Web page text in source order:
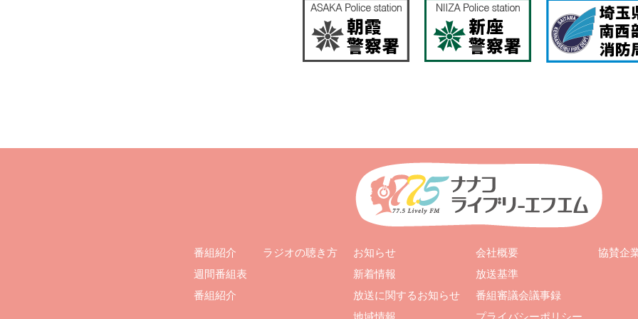
番組紹介
週間番組表
番組紹介
ラジオの聴き方
お知らせ
新着情報
放送に関するお知らせ
地域情報
会社概要
放送基準
番組審議会議事録
プライバシーポリシー
協賛企